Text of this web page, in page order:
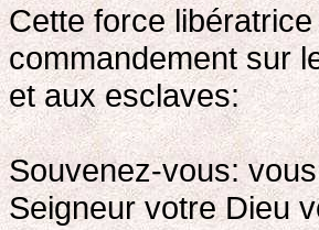
Cette force
commandement sur
et aux esclaves:
Souvenez-vous:
Seigneur votre Dieu